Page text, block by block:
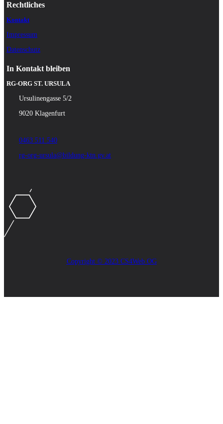
Rechtliches
Kontakt
Impressum
Datenschutz
In Kontakt bleiben
RG-ORG ST. URSULA
Ursulinengasse 5/2
9020 Klagenfurt
0463 511 540
rg-org-ursula@bildung-ktn.gv.at
Copyright © 2023 CS4Web OG